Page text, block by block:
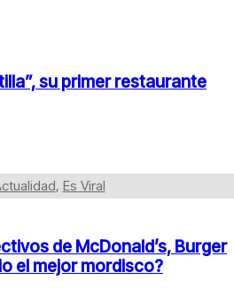
su primer restaurante
, Es Viral
de McDonald’s, Burger
el mejor mordisco?